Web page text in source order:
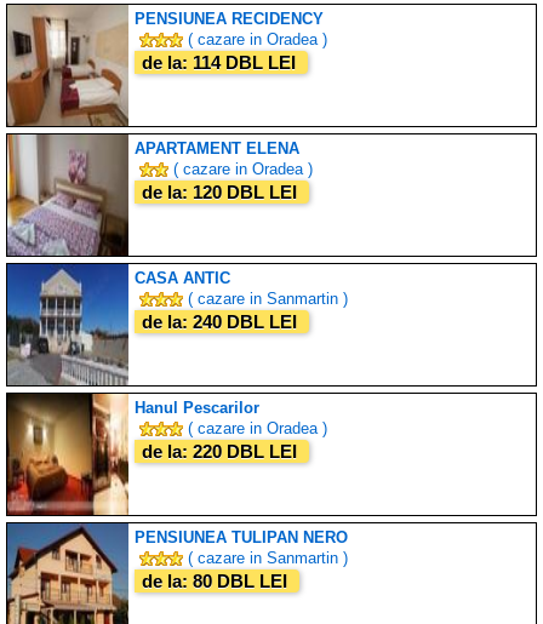
PENSIUNEA RECIDENCY
( cazare in Oradea )
de la: 114 DBL LEI
APARTAMENT ELENA
( cazare in Oradea )
de la: 120 DBL LEI
CASA ANTIC
( cazare in Sanmartin )
de la: 240 DBL LEI
Hanul Pescarilor
( cazare in Oradea )
de la: 220 DBL LEI
PENSIUNEA TULIPAN NERO
( cazare in Sanmartin )
de la: 80 DBL LEI